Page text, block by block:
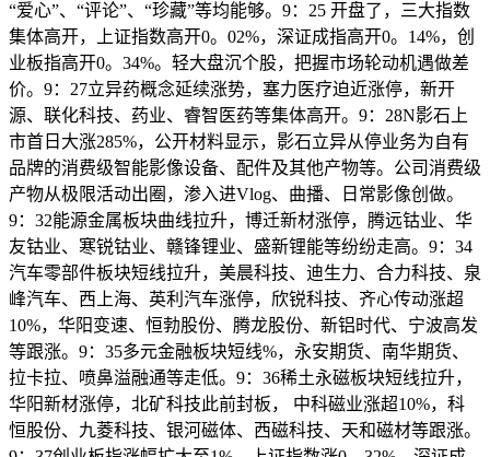
“爱心”、“评论”、“珍藏”等均能够。9：25 开盘了，三大指数
集体高开，上证指数高开0。02%，深证成指高开0。14%，创
业板指高开0。34%。轻大盘沉个股，把握市场轮动机遇做差
价。9：27立异药概念延续涨势，塞力医疗迫近涨停，新开
源、联化科技、药业、睿智医药等集体高开。9：28N影石上
市首日大涨285%，公开材料显示，影石立异从停业务为自有
品牌的消费级智能影像设备、配件及其他产物等。公司消费级
产物从极限活动出圈，渗入进Vlog、曲播、日常影像创做。
9：32能源金属板块曲线拉升，博迁新材涨停，腾远钴业、华
友钴业、寒锐钴业、赣锋锂业、盛新锂能等纷纷走高。9：34
汽车零部件板块短线拉升，美晨科技、迪生力、合力科技、泉
峰汽车、西上海、英利汽车涨停，欣锐科技、齐心传动涨超
10%，华阳变速、恒勃股份、腾龙股份、新铝时代、宁波高发
等跟涨。9：35多元金融板块短线%，永安期货、南华期货、
拉卡拉、喷鼻溢融通等走低。9：36稀土永磁板块短线拉升，
华阳新材涨停，北矿科技此前封板， 中科磁业涨超10%，科
恒股份、九菱科技、银河磁体、西磁科技、天和磁材等跟涨。